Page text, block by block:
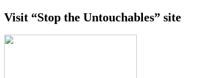
Visit “Stop the Untouchables” site